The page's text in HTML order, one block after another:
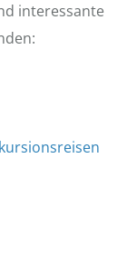
interessante